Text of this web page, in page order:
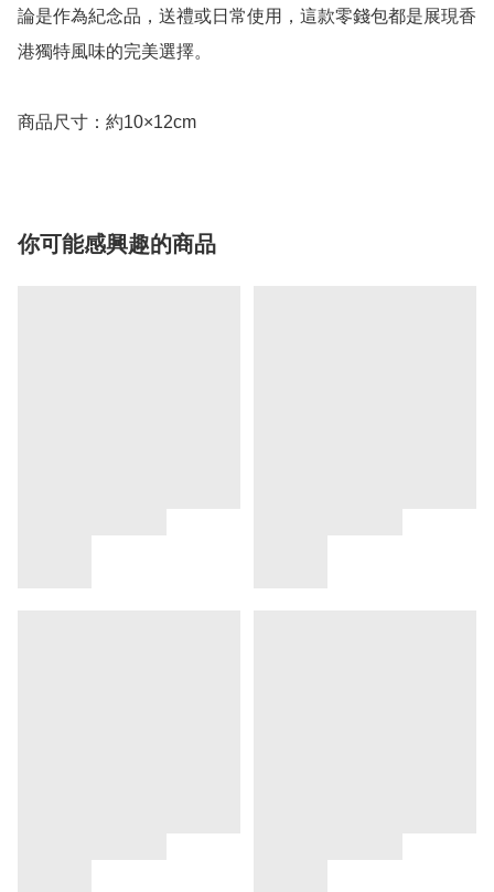
論是作為紀念品，送禮或日常使用，這款零錢包都是展現香
港獨特風味的完美選擇。
商品尺寸：約10×12cm
你可能感興趣的商品